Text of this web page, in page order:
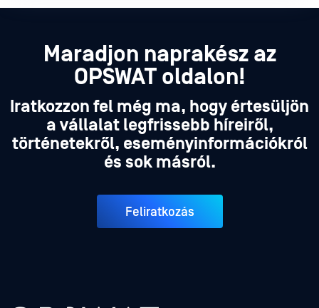
Maradjon naprakész az
OPSWAT oldalon!
Iratkozzon fel még ma, hogy értesüljön
a vállalat legfrissebb híreiről,
történetekről, eseményinformációkról
és sok másról.
Feliratkozás